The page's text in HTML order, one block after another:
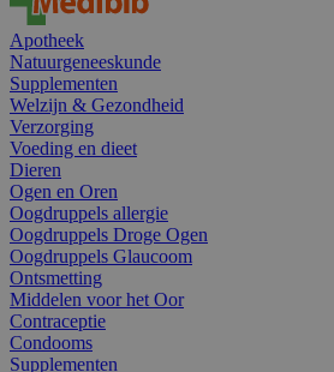
Apotheek
Natuurgeneeskunde
Supplementen
Welzijn & Gezondheid
Verzorging
Voeding en dieet
Dieren
Ogen en Oren
Oogdruppels allergie
Oogdruppels Droge Ogen
Oogdruppels Glaucoom
Ontsmetting
Middelen voor het Oor
Contraceptie
Condooms
Supplementen